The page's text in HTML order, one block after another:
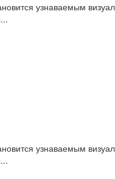
узнаваемым
узнаваемым